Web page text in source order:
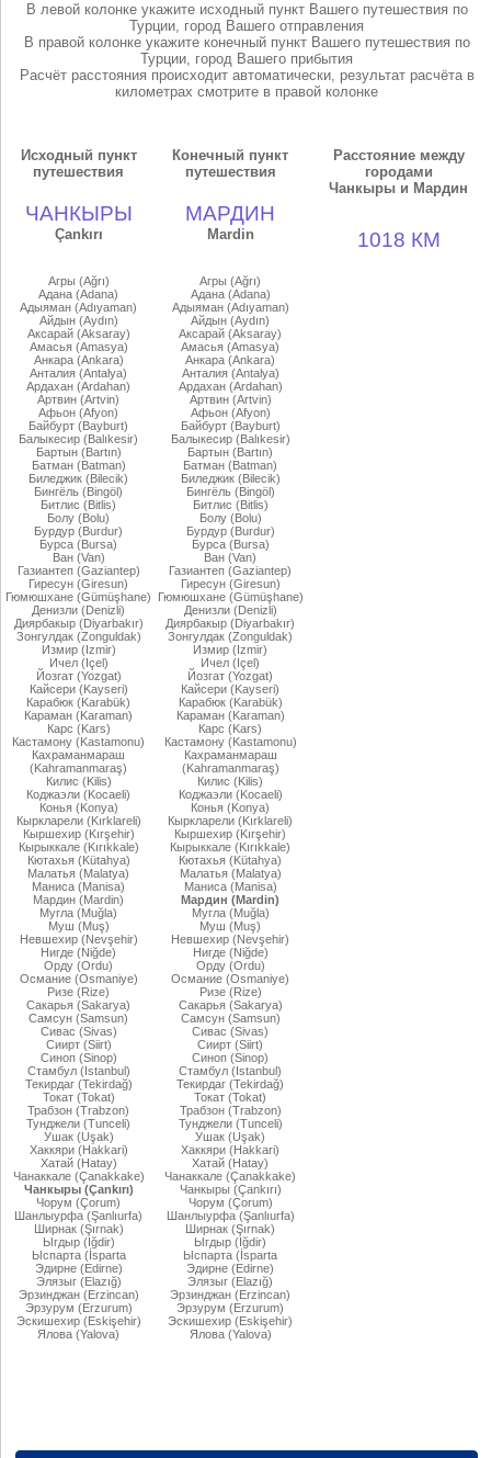
В левой колонке укажите исходный пункт Вашего путешествия по
Турции, город Вашего отправления
В правой колонке укажите конечный пункт Вашего путешествия по
Турции, город Вашего прибытия
Расчёт расстояния происходит автоматически, результат расчёта в
километрах смотрите в правой колонке
Исходный пункт
путешествия
ЧАНКЫРЫ
Çankırı
Конечный пункт
путешествия
МАРДИН
Mardin
Расстояние между
городами
Чанкыры и Мардин
1018 КМ
Агры (Ağrı)
Адана (Adana)
Адыяман (Adıyaman)
Айдын (Aydın)
Аксарай (Aksaray)
Амасья (Amasya)
Анкара (Ankara)
Анталия (Antalya)
Ардахан (Ardahan)
Артвин (Artvin)
Афьон (Afyon)
Байбурт (Bayburt)
Балыкесир (Balıkesir)
Бартын (Bartın)
Батман (Batman)
Биледжик (Bilecik)
Бингёль (Bingöl)
Битлис (Bitlis)
Болу (Bolu)
Бурдур (Burdur)
Бурса (Bursa)
Ван (Van)
Газиантеп (Gaziantep)
Гиресун (Giresun)
Гюмюшхане (Gümüşhane)
Денизли (Denizli)
Диярбакыр (Diyarbakır)
Зонгулдак (Zonguldak)
Измир (Izmir)
Ичел (Içel)
Йозгат (Yozgat)
Кайсери (Kayseri)
Карабюк (Karabük)
Караман (Karaman)
Карс (Kars)
Кастамону (Kastamonu)
Кахраманмараш
(Kahramanmaraş)
Килис (Kilis)
Коджаэли (Kocaeli)
Конья (Konya)
Кыркларели (Kırklareli)
Кыршехир (Kırşehir)
Кырыккале (Kırıkkale)
Кютахья (Kütahya)
Малатья (Malatya)
Маниса (Manisa)
Мардин (Mardin)
Мугла (Muğla)
Муш (Muş)
Невшехир (Nevşehir)
Нигде (Niğde)
Орду (Ordu)
Османие (Osmaniye)
Ризе (Rize)
Сакарья (Sakarya)
Самсун (Samsun)
Сивас (Sivas)
Сиирт (Siirt)
Синоп (Sinop)
Стамбул (Istanbul)
Текирдаг (Tekirdağ)
Токат (Tokat)
Трабзон (Trabzon)
Тунджели (Tunceli)
Ушак (Uşak)
Хаккяри (Hakkari)
Хатай (Hatay)
Чанаккале (Çanakkake)
Чанкыры (Çankırı)
Чорум (Çorum)
Шанлыурфа (Şanlıurfa)
Ширнак (Şırnak)
Ыгдыр (Iğdir)
Ыспарта (İsparta
Эдирне (Edirne)
Элязыг (Elazığ)
Эрзинджан (Erzincan)
Эрзурум (Erzurum)
Эскишехир (Eskişehir)
Ялова (Yalova)
Агры (Ağrı)
Адана (Adana)
Адыяман (Adıyaman)
Айдын (Aydın)
Аксарай (Aksaray)
Амасья (Amasya)
Анкара (Ankara)
Анталия (Antalya)
Ардахан (Ardahan)
Артвин (Artvin)
Афьон (Afyon)
Байбурт (Bayburt)
Балыкесир (Balıkesir)
Бартын (Bartın)
Батман (Batman)
Биледжик (Bilecik)
Бингёль (Bingöl)
Битлис (Bitlis)
Болу (Bolu)
Бурдур (Burdur)
Бурса (Bursa)
Ван (Van)
Газиантеп (Gaziantep)
Гиресун (Giresun)
Гюмюшхане (Gümüşhane)
Денизли (Denizli)
Диярбакыр (Diyarbakır)
Зонгулдак (Zonguldak)
Измир (Izmir)
Ичел (Içel)
Йозгат (Yozgat)
Кайсери (Kayseri)
Карабюк (Karabük)
Караман (Karaman)
Карс (Kars)
Кастамону (Kastamonu)
Кахраманмараш
(Kahramanmaraş)
Килис (Kilis)
Коджаэли (Kocaeli)
Конья (Konya)
Кыркларели (Kırklareli)
Кыршехир (Kırşehir)
Кырыккале (Kırıkkale)
Кютахья (Kütahya)
Малатья (Malatya)
Маниса (Manisa)
Мардин (Mardin)
Мугла (Muğla)
Муш (Muş)
Невшехир (Nevşehir)
Нигде (Niğde)
Орду (Ordu)
Османие (Osmaniye)
Ризе (Rize)
Сакарья (Sakarya)
Самсун (Samsun)
Сивас (Sivas)
Сиирт (Siirt)
Синоп (Sinop)
Стамбул (Istanbul)
Текирдаг (Tekirdağ)
Токат (Tokat)
Трабзон (Trabzon)
Тунджели (Tunceli)
Ушак (Uşak)
Хаккяри (Hakkari)
Хатай (Hatay)
Чанаккале (Çanakkake)
Чанкыры (Çankırı)
Чорум (Çorum)
Шанлыурфа (Şanlıurfa)
Ширнак (Şırnak)
Ыгдыр (Iğdir)
Ыспарта (İsparta
Эдирне (Edirne)
Элязыг (Elazığ)
Эрзинджан (Erzincan)
Эрзурум (Erzurum)
Эскишехир (Eskişehir)
Ялова (Yalova)